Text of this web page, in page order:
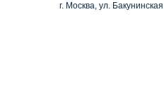
г. Москва, ул.